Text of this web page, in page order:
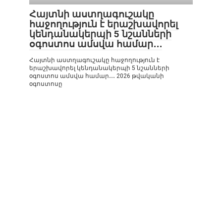
Հայտնի աստղագուշակը
հաջողություն է երաշխավորել
կենդանակերպի 5 նշանների
օգոստոս ամսվա համար․․․
Հայտնի աստղագուշակը հաջողություն է
երաշխավորել կենդանակերպի 5 նշանների
օգոստոս ամսվա համար․․․ 2026 թվականի
օգոստոսը